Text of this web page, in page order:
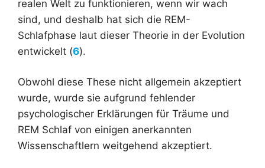
realen Welt zu funktionieren, wenn wir wach
sind, und deshalb hat sich die REM-
Schlafphase laut dieser Theorie in der Evolution
entwickelt (6).
Obwohl diese These nicht allgemein akzeptiert
wurde, wurde sie aufgrund fehlender
psychologischer Erklärungen für Träume und
REM Schlaf von einigen anerkannten
Wissenschaftlern weitgehend akzeptiert.